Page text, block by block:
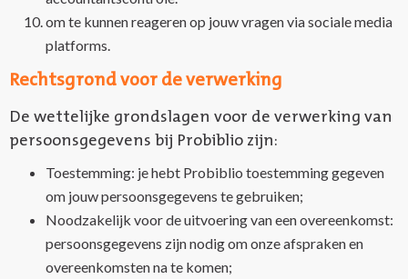
om te kunnen reageren op jouw vragen via sociale media
platforms.
Rechtsgrond voor de verwerking
De wettelijke grondslagen voor de verwerking van
persoonsgegevens bij Probiblio zijn:
Toestemming: je hebt Probiblio toestemming gegeven
om jouw persoonsgegevens te gebruiken;
Noodzakelijk voor de uitvoering van een overeenkomst:
persoonsgegevens zijn nodig om onze afspraken en
overeenkomsten na te komen;